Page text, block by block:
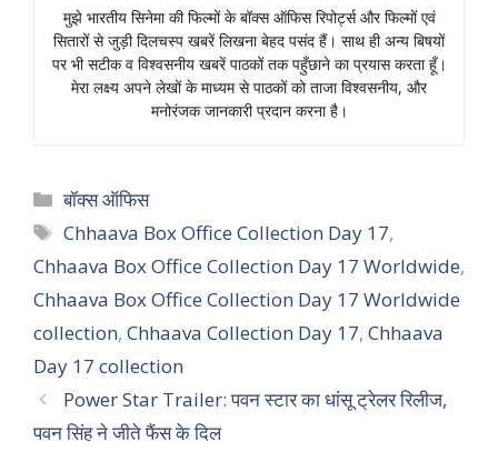
मुझे भारतीय सिनेमा की फिल्मों के बॉक्स ऑफिस रिपोर्ट्स और फिल्मों एवं
सितारों से जुड़ी दिलचस्प खबरें लिखना बेहद पसंद हैं। साथ ही अन्य बिषयों
पर भी सटीक व विश्वसनीय खबरें पाठकों तक पहुँछाने का प्रयास करता हूँ।
मेरा लक्ष्य अपने लेखों के माध्यम से पाठकों को ताजा विश्वसनीय, और
मनोरंजक जानकारी प्रदान करना है।
Categories
बॉक्स ऑफिस
Tags
Chhaava Box Office Collection Day 17,
Chhaava Box Office Collection Day 17 Worldwide,
Chhaava Box Office Collection Day 17 Worldwide
collection, Chhaava Collection Day 17, Chhaava
Day 17 collection
Power Star Trailer: पवन स्टार का धांसू ट्रेलर रिलीज,
पवन सिंह ने जीते फैंस के दिल